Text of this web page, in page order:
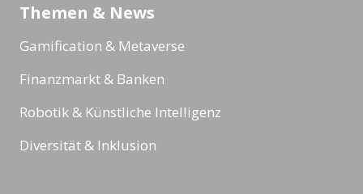
Themen & News
Gamification & Metaverse
Finanzmarkt & Banken
Robotik & Künstliche Intelligenz
Diversität & Inklusion